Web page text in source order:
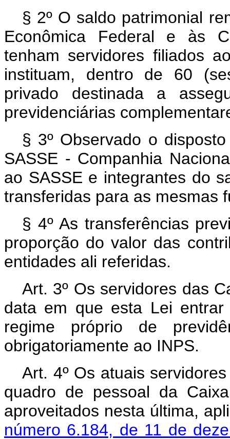
§ 2º O saldo patrimonial
Econômica Federal e às
tenham servidores filiados
instituam, dentro de 60
privado destinada a
previdenciárias
§ 3º Observado o
SASSE - Companhia
ao SASSE e integrantes do
transferidas para as mesmas
§ 4º As transferências
proporção do valor das
entidades ali referidas.
Art. 3º Os servidores das
data em que esta Lei
regime próprio de
obrigatoriamente ao INPS.
Art. 4º Os atuais
quadro de pessoal da
aproveitados nesta última,
número 6.184, de 11 de